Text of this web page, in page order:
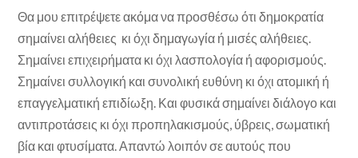
Θα μου επιτρέψετε ακόμα να προσθέσω ότι δημοκρατία
σημαίνει αλήθειες κι όχι δημαγωγία ή μισές αλήθειες.
Σημαίνει επιχειρήματα κι όχι λασπολογία ή αφορισμούς.
Σημαίνει συλλογική και συνολική ευθύνη κι όχι ατομική ή
επαγγελματική επιδίωξη. Και φυσικά σημαίνει διάλογο και
αντιπροτάσεις κι όχι προπηλακισμούς, ύβρεις, σωματική
βία και φτυσίματα. Απαντώ λοιπόν σε αυτούς που